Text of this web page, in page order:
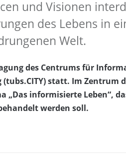
und Visionen
des Lebens in
Welt.
des Centrums für
statt. Im Zentrum
informisierte Leben“,
werden soll.